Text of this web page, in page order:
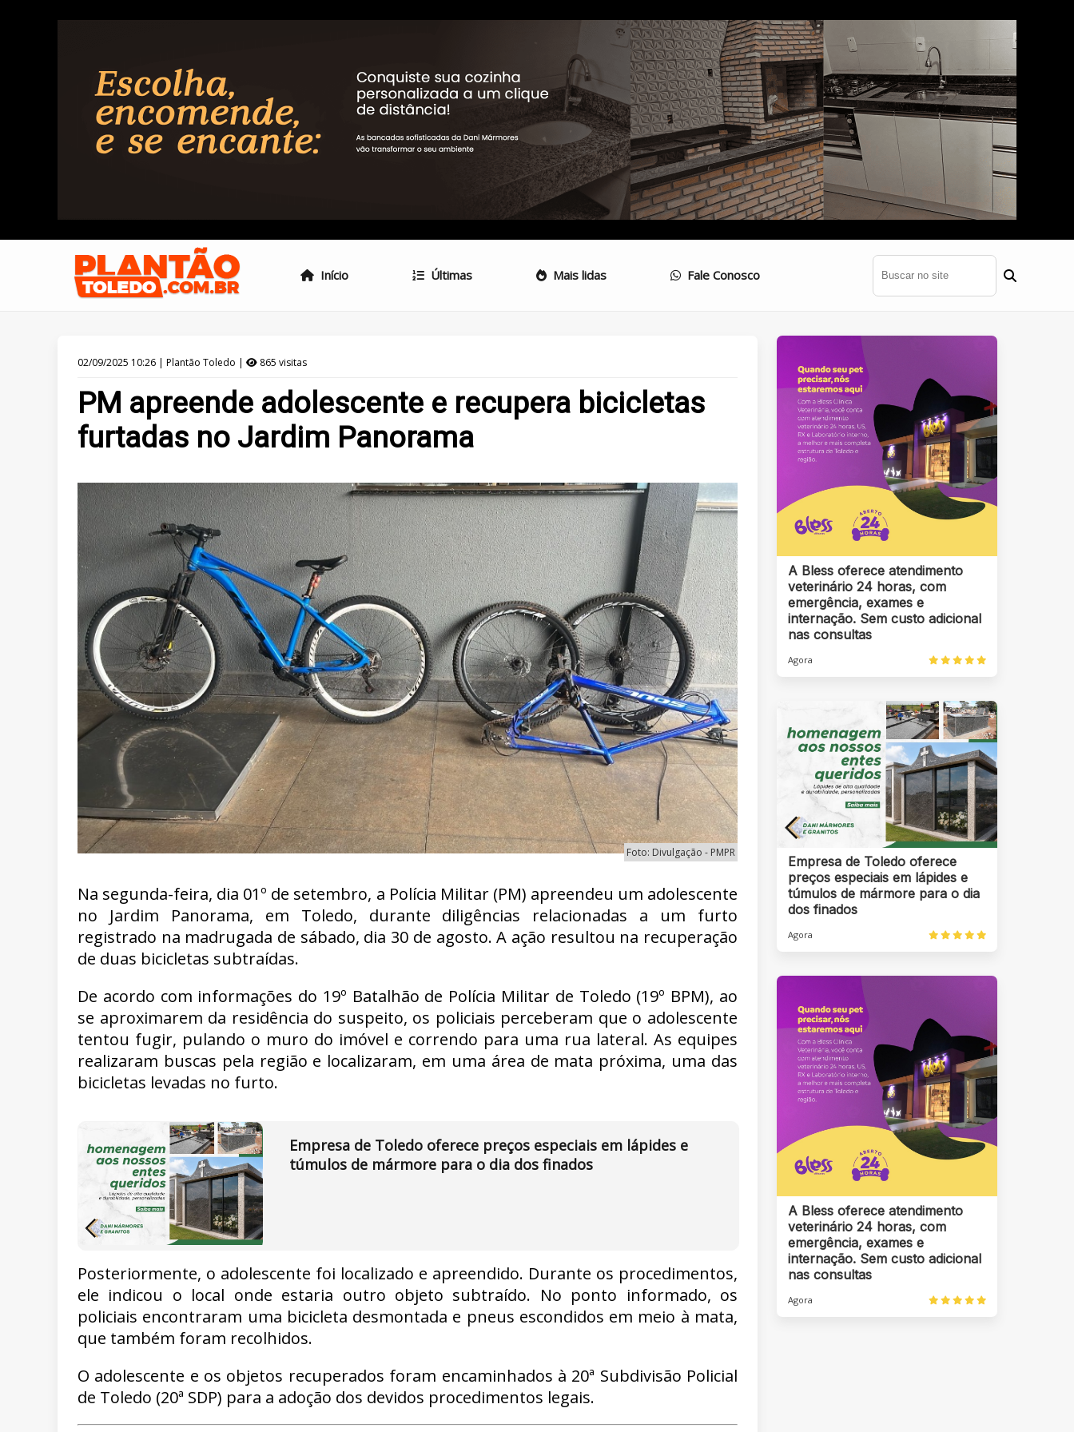
Início Últimas Mais lidas Fale Conosco
02/09/2025 10:26 | Plantão Toledo | 865 visitas
PM apreende adolescente e recupera bicicletas
furtadas no Jardim Panorama
Foto: Divulgação - PMPR
Na segunda-feira, dia 01º de setembro, a Polícia Militar (PM) apreendeu um adolescente
no Jardim Panorama, em Toledo, durante diligências relacionadas a um furto
registrado na madrugada de sábado, dia 30 de agosto. A ação resultou na recuperação
de duas bicicletas subtraídas.
De acordo com informações do 19º Batalhão de Polícia Militar de Toledo (19º BPM), ao
se aproximarem da residência do suspeito, os policiais perceberam que o adolescente
tentou fugir, pulando o muro do imóvel e correndo para uma rua lateral. As equipes
realizaram buscas pela região e localizaram, em uma área de mata próxima, uma das
bicicletas levadas no furto.
Empresa de Toledo oferece preços especiais em lápides e
túmulos de mármore para o dia dos finados
Posteriormente, o adolescente foi localizado e apreendido. Durante os procedimentos,
ele indicou o local onde estaria outro objeto subtraído. No ponto informado, os
policiais encontraram uma bicicleta desmontada e pneus escondidos em meio à mata,
que também foram recolhidos.
O adolescente e os objetos recuperados foram encaminhados à 20ª Subdivisão Policial
de Toledo (20ª SDP) para a adoção dos devidos procedimentos legais.
A Bless oferece atendimento
veterinário 24 horas, com
emergência, exames e
internação. Sem custo adicional
nas consultas
Agora
Empresa de Toledo oferece
preços especiais em lápides e
túmulos de mármore para o dia
dos finados
Agora
A Bless oferece atendimento
veterinário 24 horas, com
emergência, exames e
internação. Sem custo adicional
nas consultas
Agora